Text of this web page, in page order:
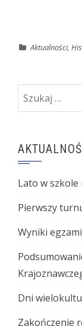
Aktualności,
Szukaj:
Lato w
Pierwszy
Wyniki
Dni
Zakończenie